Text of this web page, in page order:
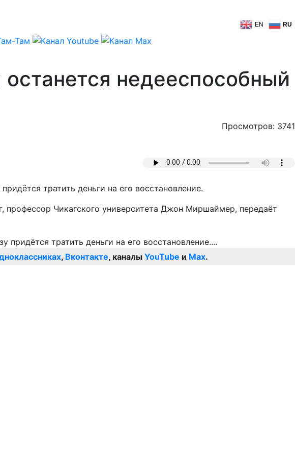
EN RU
недееспособный
Просмотров: 3741
тратить деньги на его восстановление.
профессор Чикагского университета Джон Миршаймер, передаёт
, Вконтакте, каналы YouTube и Max.